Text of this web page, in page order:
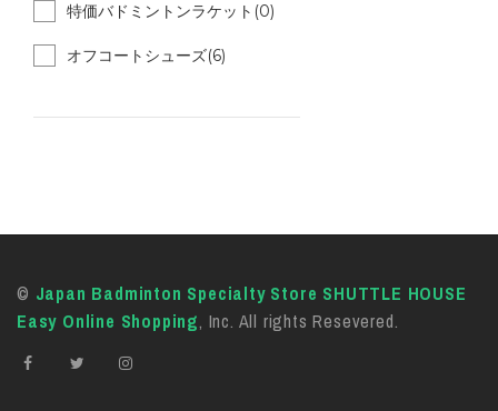
特価バドミントンラケット(0)
オフコートシューズ(6)
© Japan Badminton Specialty Store SHUTTLE HOUSE
Easy Online Shopping, Inc. All rights Resevered.